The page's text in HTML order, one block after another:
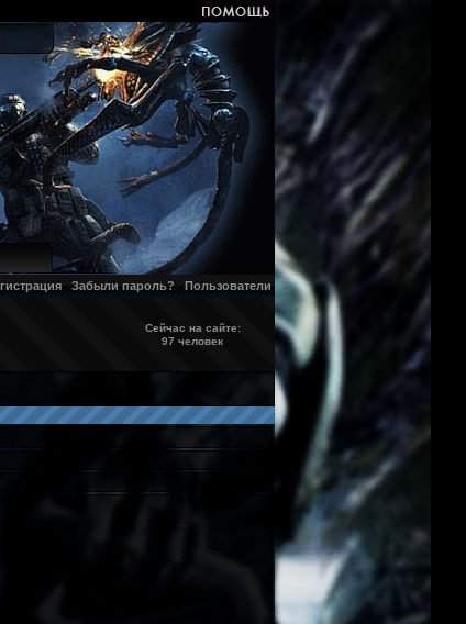
Забыли пароль? Пользователи
Сейчас на сайте:
97 человек